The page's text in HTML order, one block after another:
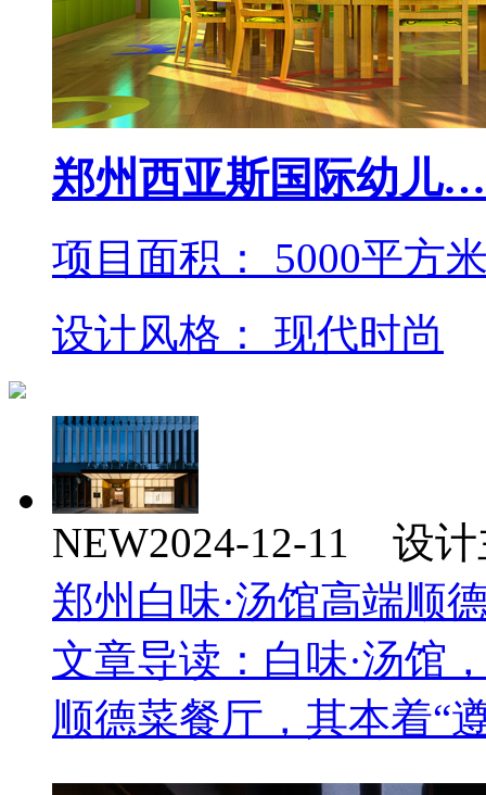
郑州西亚斯国际幼儿…
项目面积： 5000平方
设计风格： 现代时尚
NEW2024-12-11 设
郑州白味·汤馆高端顺
文章导读：白味·汤馆
顺德菜餐厅，其本着“